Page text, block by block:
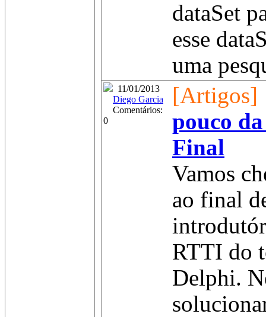
dataSet
esse
uma
11/01/2013
Diego Garcia
Comentários:
0
[Artigos]
pouco
Final
Vamos
ao final
RTTI do
Delphi.